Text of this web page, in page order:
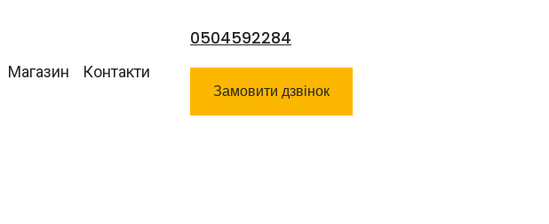
Магазин Контакти
0504592284
Замовити дзвінок